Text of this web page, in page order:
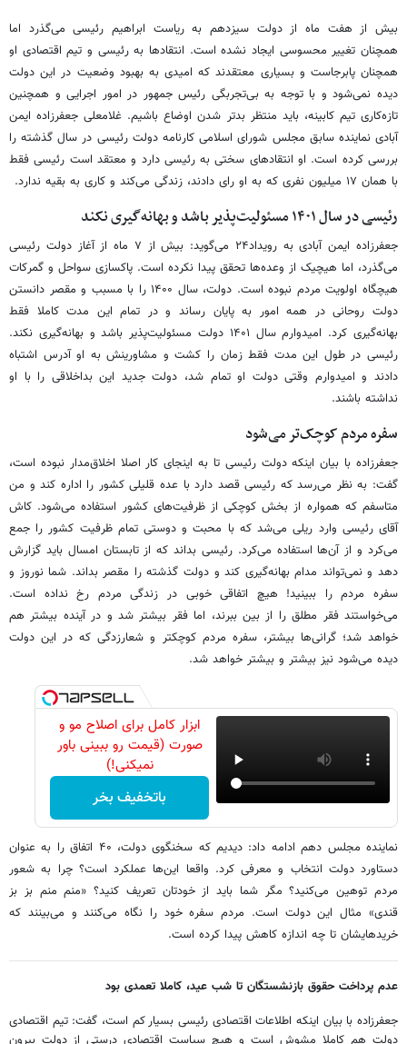
بیش از هفت ماه از دولت سیزدهم به ریاست ابراهیم رئیسی می‌گذرد اما
همچنان تغییر محسوسی ایجاد نشده است. انتقادها به رئیسی و تیم اقتصادی او
همچنان پابرجاست و بسیاری معتقدند که امیدی به بهبود وضعیت در این دولت
دیده نمی‌شود و با توجه به بی‌تجربگی رئیس جمهور در امور اجرایی و همچنین
تازه‌کاری تیم کابینه، باید منتظر بدتر شدن اوضاع باشیم. غلامعلی جعفرزاده ایمن
آبادی نماینده سابق مجلس شورای اسلامی کارنامه دولت رئیسی در سال گذشته را
بررسی کرده است. او انتقادهای سختی به رئیسی دارد و معتقد است رئیسی فقط
با همان ۱۷ میلیون نفری که به او رای دادند، زندگی می‌کند و کاری به بقیه ندارد.
رئیسی در سال ۱۴۰۱ مسئولیت‌پذیر باشد و بهانه‌گیری نکند
جعفرزاده ایمن آبادی به رویداد۲۴ می‌گوید: بیش از ۷ ماه از آغاز دولت رئیسی
می‌گذرد، اما هیچیک از وعده‌ها تحقق پیدا نکرده است. پاکسازی سواحل و گمرکات
هیچگاه اولویت مردم نبوده است. دولت، سال ۱۴۰۰ را با مسبب و مقصر دانستن
دولت روحانی در همه امور به پایان رساند و در تمام این مدت کاملا فقط
بهانه‌گیری کرد. امیدوارم سال ۱۴۰۱ دولت مسئولیت‌پذیر باشد و بهانه‌گیری نکند.
رئیسی در طول این مدت فقط زمان را کشت و مشاورینش به او آدرس اشتباه
دادند و امیدوارم وقتی دولت او تمام شد، دولت جدید این بداخلاقی را با او
نداشته باشند.
سفره مردم کوچک‌تر می‌شود
جعفرزاده با بیان اینکه دولت رئیسی تا به اینجای کار اصلا اخلاق‌مدار نبوده است،
گفت: به نظر می‌رسد که رئیسی قصد دارد با عده قلیلی کشور را اداره کند و من
متاسفم که همواره از بخش کوچکی از ظرفیت‌های کشور استفاده می‌شود. کاش
آقای رئیسی وارد ریلی می‌شد که با محبت و دوستی تمام ظرفیت کشور را جمع
می‌کرد و از آن‌ها استفاده می‌کرد. رئیسی بداند که از تابستان امسال باید گزارش
دهد و نمی‌تواند مدام بهانه‌گیری کند و دولت گذشته را مقصر بداند. شما نوروز و
سفره مردم را ببینید! هیچ اتفاقی خوبی در زندگی مردم رخ نداده است.
می‌خواستند فقر مطلق را از بین ببرند، اما فقر بیشتر شد و در آینده بیشتر هم
خواهد شد؛ گرانی‌ها بیشتر، سفره مردم کوچکتر و شعارزدگی که در این دولت
دیده می‌شود نیز بیشتر و بیشتر خواهد شد.
ابزار کامل برای اصلاح مو و
صورت (قیمت رو ببینی باور
نمیکنی!)
باتخفیف بخر
نماینده مجلس دهم ادامه داد: دیدیم که سخنگوی دولت، ۴۰ اتفاق را به عنوان
دستاورد دولت انتخاب و معرفی کرد. واقعا این‌ها عملکرد است؟ چرا به شعور
مردم توهین می‌کنید؟ مگر شما باید از خودتان تعریف کنید؟ «منم منم بز بز
قندی» مثال این دولت است. مردم سفره خود را نگاه می‌کنند و می‌بینند که
خریدهایشان تا چه اندازه کاهش پیدا کرده است.
عدم پرداخت حقوق بازنشستگان تا شب عید، کاملا تعمدی بود
جعفرزاده با بیان اینکه اطلاعات اقتصادی رئیسی بسیار کم است، گفت: تیم اقتصادی